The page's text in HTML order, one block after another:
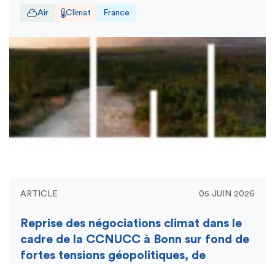
Air Climat France
ARTICLE 05 JUIN 2026
Reprise des négociations climat dans le
cadre de la CCNUCC à Bonn sur fond de
fortes tensions géopolitiques, de